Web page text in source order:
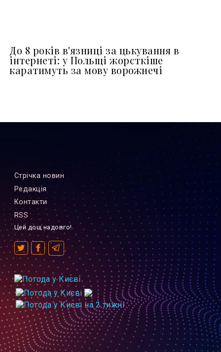
До 8 років в'язниці за цькування в
інтернеті: у Польщі жорсткіше
каратимуть за мову ворожнечі
Стрiчка новин
Редакцiя
Контакти
RSS
Цей дощ надовго!